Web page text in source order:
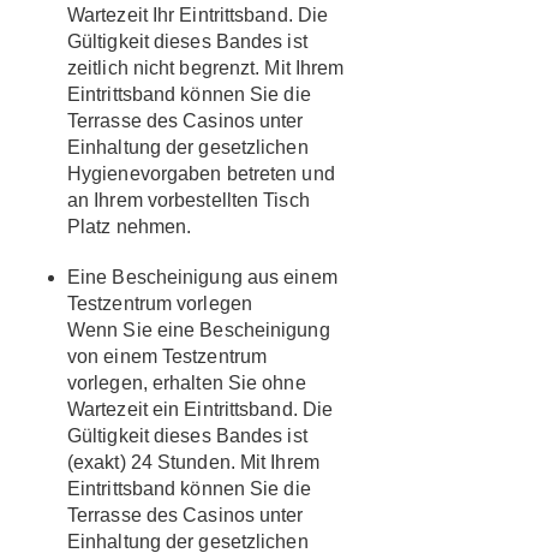
Wartezeit Ihr Eintrittsband. Die
Gültigkeitdieses Bandes ist
zeitlich nicht begrenzt. Mit Ihrem
Eintrittsband können Sie die
Terrasse des Casinos unter
Einhaltung der gesetzlichen
Hygienevorgaben betreten und
an Ihrem vorbestellten Tisch
Platz nehmen.
Eine Bescheinigung aus einem
Testzentrum vorlegen
Wenn Sie eine Bescheinigung
von einem Testzentrum
vorlegen, erhalten Sieohne
Wartezeit ein Eintrittsband. Die
Gültigkeit dieses Bandes ist
(exakt) 24 Stunden. Mit Ihrem
Eintrittsband können Sie die
Terrasse des Casinos unter
Einhaltung der gesetzlichen